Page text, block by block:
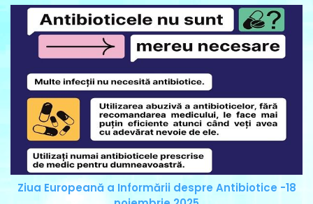
Ziua Europeană a Informării despre Antibiotice -18